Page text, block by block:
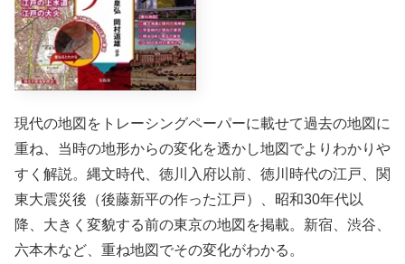
現代の地図をトレーシングペーパーに載せて過去の地図に
重ね、当時の地形からの変化を透かし地図でよりわかりや
すく解説。縄文時代、徳川入府以前、徳川時代の江戸、関
東大震災後（後藤新平の作った江戸）、昭和30年代以
降、大きく変貌する前の東京の地図を掲載。新宿、渋谷、
六本木など、重ね地図でその変化がわかる。